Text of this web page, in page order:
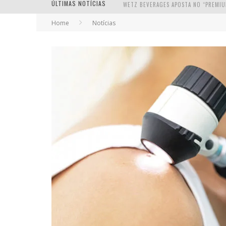
ÚLTIMAS NOTÍCIAS
Home Notícias